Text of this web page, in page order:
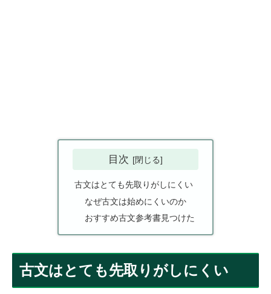
目次
古文はとても先取りがしにくい
なぜ古文は始めにくいのか
おすすめ古文参考書見つけた
古文はとても先取りがしにくい